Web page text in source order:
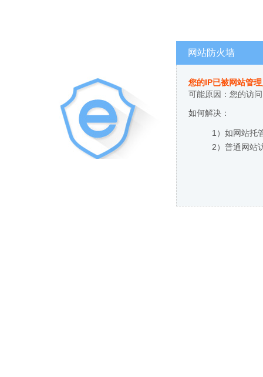
网站防火墙
您的IP已被网站管
可能原因：您的访
如何解决：
1）如网站托
2）普通网站